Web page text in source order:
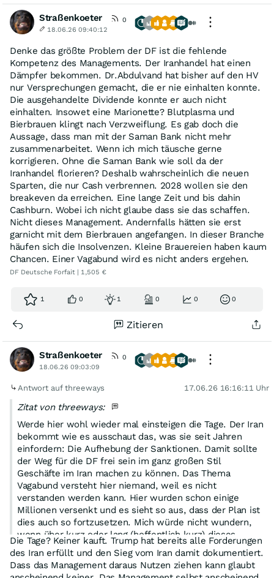
Straßenkoeter
0
18.06.26 09:40:12
Denke das größte Problem der DF ist die fehlende
Kompetenz des Managements. Der Iranhandel hat einen
Dämpfer bekommen. Dr.Abdulvand hat bisher auf den HV
nur Versprechungen gemacht, die er nie einhalten konnte.
Die ausgehandelte Dividende konnte er auch nicht
einhalten. Insowet eine Marionette? Blutplasma und
Bierbrauen klingt nach Verzweiflung. Es gab doch die
Aussage, dass man mit der Saman Bank nicht mehr
zusammenarbeitet. Wenn ich mich täusche gerne
korrigieren. Ohne die Saman Bank wie soll da der
Iranhandel florieren? Deshalb wahrscheinlich die neuen
Sparten, die nur Cash verbrennen. 2028 wollen sie den
breakeven da erreichen. Eine lange Zeit und bis dahin
Cashburn. Wobei ich nicht glaube dass sie das schaffen.
Nicht dieses Management. Andernfalls hätten sie erst
garnicht mit dem Bierbrauen angefangen. In dieser Branche
häufen sich die Insolvenzen. Kleine Brauereien haben kaum
Chancen. Einer Vagabund wird es nicht anders ergehen.
DF Deutsche Forfait | 1,505 €
1 0 1 0 0 0
Zitieren
Straßenkoeter
0
18.06.26 09:03:09
Antwort auf threeways 17.06.26 16:16:11 Uhr
Zitat von threeways:
Werde hier wohl wieder mal einsteigen die Tage. Der Iran
bekommt wie es ausschaut das, was sie seit Jahren
einfordern: Die Aufhebung der Sanktionen. Damit sollte
der Weg für die DF frei sein im ganz großen Stil
Geschäfte im Iran machen zu können. Das Thema
Vagabund versteht hier niemand, weil es nicht
verstanden werden kann. Hier wurden schon einige
Millionen versenkt und es sieht so aus, dass der Plan ist
dies auch so fortzusetzen. Mich würde nicht wundern,
wenn über kurz oder lang (hoffentlich kurz) dieses
Vagabund Abenteuer beerdigt wird. Ist dann halt eine
einmalige bittere Pille für die Aktionäre, aber besser ein
Ende mit Schrecken als gar kein Ende und ein dahin
Die Tage? Keiner kauft. Trump hat bereits alle Forderungen
des Iran erfüllt und den Sieg vom Iran damit dokumentiert.
Dass das Management daraus Nutzen ziehen kann glaubt